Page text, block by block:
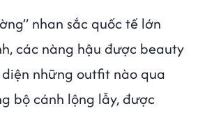
nhan sắc quốc tế lớn
các nàng hậu được beauty
những outfit nào qua
bộ cánh lộng lẫy, được